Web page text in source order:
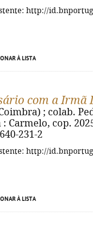
http://
À LISTA
com a Irmã
; colab.
Carmelo, cop.
231-2
http://
À LISTA